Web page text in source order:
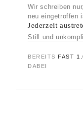
Wir schreiben
neu eingetroffen
Jederzeit
Still und
BEREITS FAST
DABEI